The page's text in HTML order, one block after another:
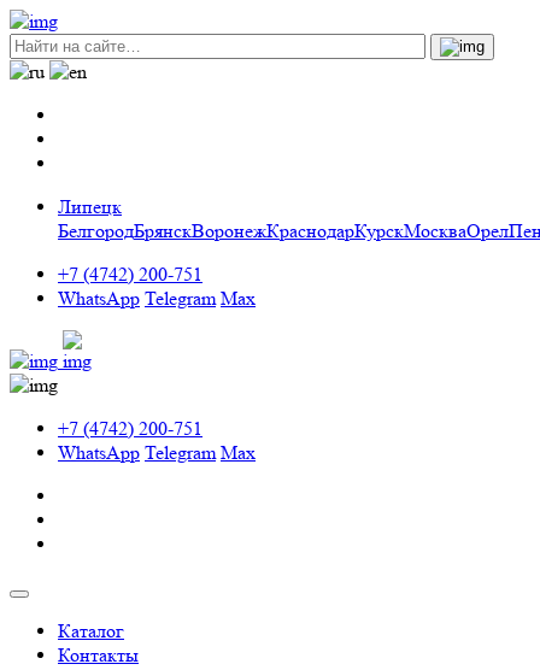
Липецк
БелгородБрянскВоронежКраснодарКурскМоскваОрел
+7 (4742) 200-751
WhatsApp Telegram Max
+7 (4742) 200-751
WhatsApp Telegram Max
Каталог
Контакты